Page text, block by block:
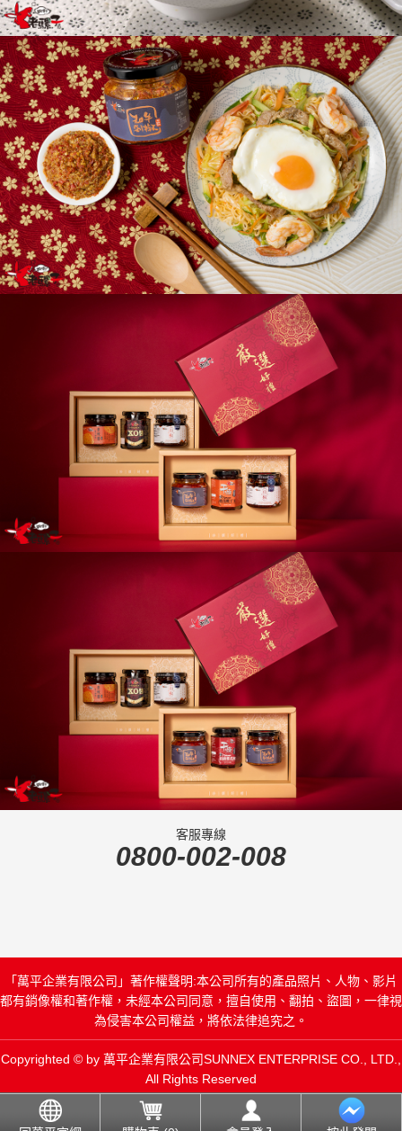
客服專線
0800-002-008
「萬平企業有限公司」著作權聲明:本公司所有的產品照片、人物、影片
都有銷像權和著作權，未經本公司同意，擅自使用、翻拍、盜圖，一律視
為侵害本公司權益，將依法律追究之。
Copyrighted © by 萬平企業有限公司SUNNEX ENTERPRISE CO., LTD.,
All Rights Reserved
DesignedMoste Studio